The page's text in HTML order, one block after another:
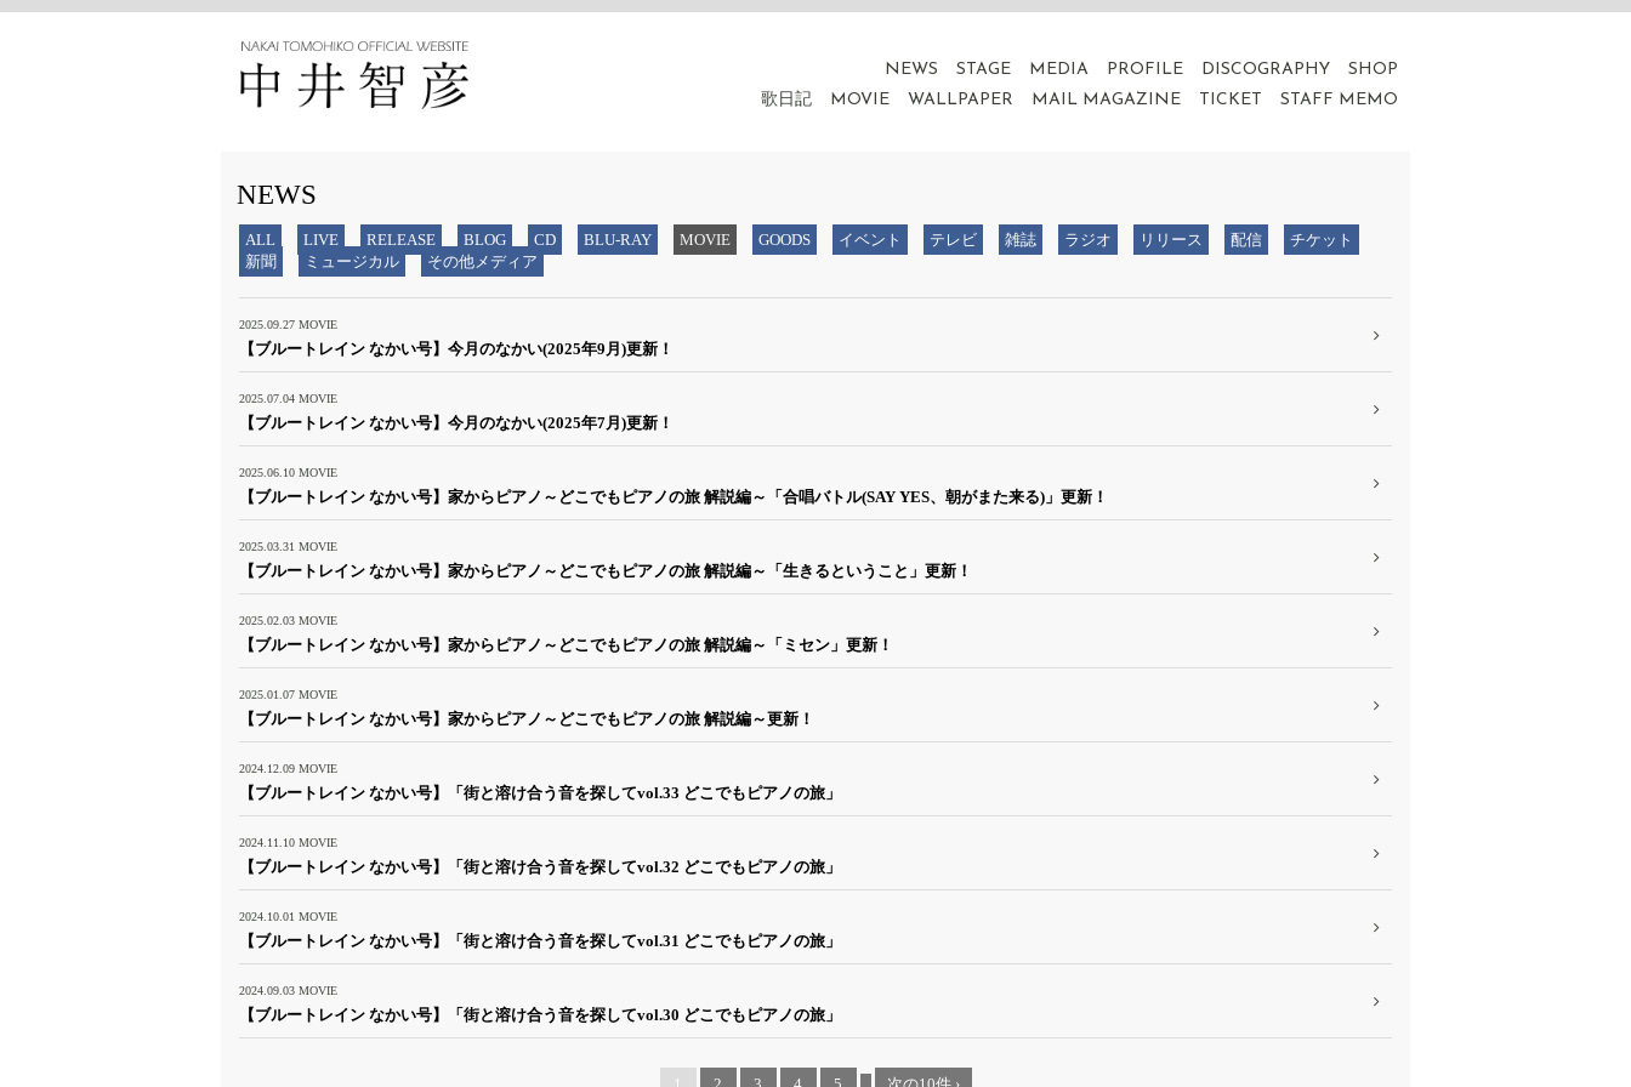
NEWS STAGE MEDIA PROFILE DISCOGRAPHY
SHOP
歌日記
MOVIE WALLPAPER MAIL MAGAZINE TICKET STAFF MEMO
NEWS
ALL LIVE RELEASE BLOG CD BLU-RAY MOVIE GOODS イベント テレビ 雑誌 ラジオ リリース 配信
チケット
新聞
ミュージカル その他メディア
2025.09.27 MOVIE
【ブルートレイン なかい号】今月のなかい(2025年9月)更新！
2025.07.04 MOVIE
【ブルートレイン なかい号】今月のなかい(2025年7月)更新！
2025.06.10 MOVIE
【ブルートレイン なかい号】家からピアノ～どこでもピアノの旅 解説編～「合唱バトル(SAY YES、朝がまた来る)」更新！
2025.03.31 MOVIE
【ブルートレイン なかい号】家からピアノ～どこでもピアノの旅 解説編～「生きるということ」更新！
2025.02.03 MOVIE
【ブルートレイン なかい号】家からピアノ～どこでもピアノの旅 解説編～「ミセン」更新！
2025.01.07 MOVIE
【ブルートレイン なかい号】家からピアノ～どこでもピアノの旅 解説編～更新！
2024.12.09 MOVIE
【ブルートレイン なかい号】「街と溶け合う音を探してvol.33 どこでもピアノの旅」
2024.11.10 MOVIE
【ブルートレイン なかい号】「街と溶け合う音を探してvol.32 どこでもピアノの旅」
2024.10.01 MOVIE
【ブルートレイン なかい号】「街と溶け合う音を探してvol.31 どこでもピアノの旅」
2024.09.03 MOVIE
【ブルートレイン なかい号】「街と溶け合う音を探してvol.30 どこでもピアノの旅」